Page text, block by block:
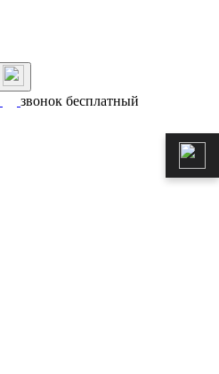
звонок бесплатный